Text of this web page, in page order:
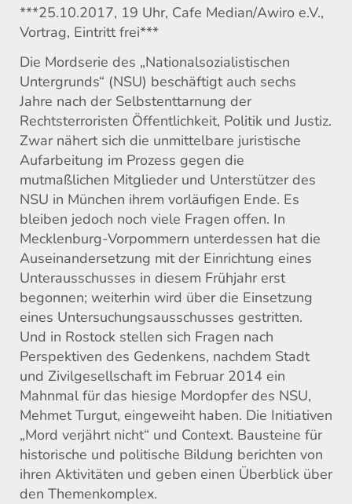
***25.10.2017, 19 Uhr, Cafe Median/Awiro e.V.,
Vortrag, Eintritt frei***
Die Mordserie des „Nationalsozialistischen
Untergrunds“ (NSU) beschäftigt auch sechs
Jahre nach der Selbstenttarnung der
Rechtsterroristen Öffentlichkeit, Politik und Justiz.
Zwar nähert sich die unmittelbare juristische
Aufarbeitung im Prozess gegen die
mutmaßlichen Mitglieder und Unterstützer des
NSU in München ihrem vorläufigen Ende. Es
bleiben jedoch noch viele Fragen offen. In
Mecklenburg-Vorpommern unterdessen hat die
Auseinandersetzung mit der Einrichtung eines
Unterausschusses in diesem Frühjahr erst
begonnen; weiterhin wird über die Einsetzung
eines Untersuchungsausschusses gestritten.
Und in Rostock stellen sich Fragen nach
Perspektiven des Gedenkens, nachdem Stadt
und Zivilgesellschaft im Februar 2014 ein
Mahnmal für das hiesige Mordopfer des NSU,
Mehmet Turgut, eingeweiht haben. Die Initiativen
„Mord verjährt nicht“ und Context. Bausteine für
historische und politische Bildung berichten von
ihren Aktivitäten und geben einen Überblick über
den Themenkomplex.